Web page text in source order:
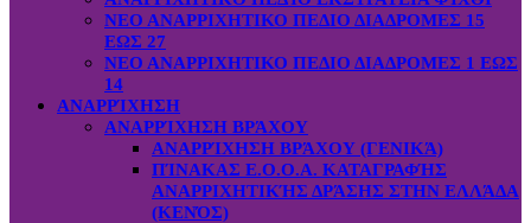
ΝΕΟ ΑΝΑΡΡΙΧΗΤΙΚΟ ΠΕΔΙΟ ΔΙΑΔΡΟΜΕΣ 15
ΕΩΣ 27
ΝΕΟ ΑΝΑΡΡΙΧΗΤΙΚΟ ΠΕΔΙΟ ΔΙΑΔΡΟΜΕΣ 1 ΕΩΣ
14
ΑΝΑΡΡΊΧΗΣΗ
ΑΝΑΡΡΊΧΗΣΗ ΒΡΆΧΟΥ
ΑΝΑΡΡΊΧΗΣΗ ΒΡΆΧΟΥ (ΓΕΝΙΚΆ)
ΠΊΝΑΚΑΣ Ε.Ο.Ο.Α. ΚΑΤΑΓΡΑΦΉΣ
ΑΝΑΡΡΙΧΗΤΙΚΉΣ ΔΡΆΣΗΣ ΣΤΗΝ ΕΛΛΆΔΑ
(ΚΕΝΌΣ)